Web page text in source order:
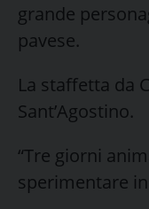
grande
pavese.
La staffetta da
Sant’Agostino.
“Tre giorni
sperimentare